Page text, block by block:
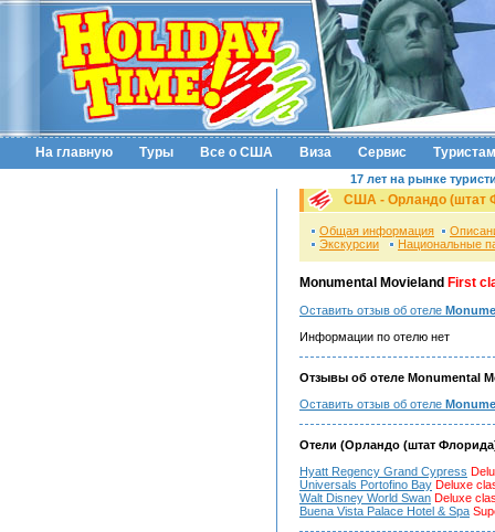
На главную Туры Все о США Виза Сервис Туристам
17 лет на рынке
США - Орландо (штат
Общая информация
Экскурсии
Национальные
Monumental Movieland First
Оставить отзыв об отеле
Информации по отелю нет
Отзывы об отеле Monumental
Оставить отзыв об отеле
Отели (Орландо (штат
Hyatt Regency Grand Cypress
Universals Portofino Bay Deluxe
Walt Disney World Swan Deluxe
Buena Vista Palace Hotel & Spa